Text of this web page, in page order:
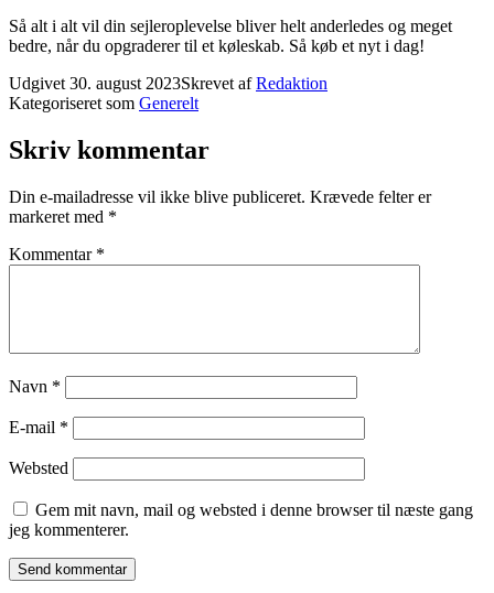
Så alt i alt vil din sejleroplevelse bliver helt anderledes og meget
bedre, når du opgraderer til et køleskab. Så køb et nyt i dag!
Udgivet30. august 2023Skrevet afRedaktion
Kategoriseret som Generelt
Skriv kommentar
Din e-mailadresse vil ikke blive publiceret. Krævede felter er
markeret med *
Kommentar *
Navn *
E-mail *
Websted
Gem mit navn, mail og websted i denne browser til næste gang
jeg kommenterer.